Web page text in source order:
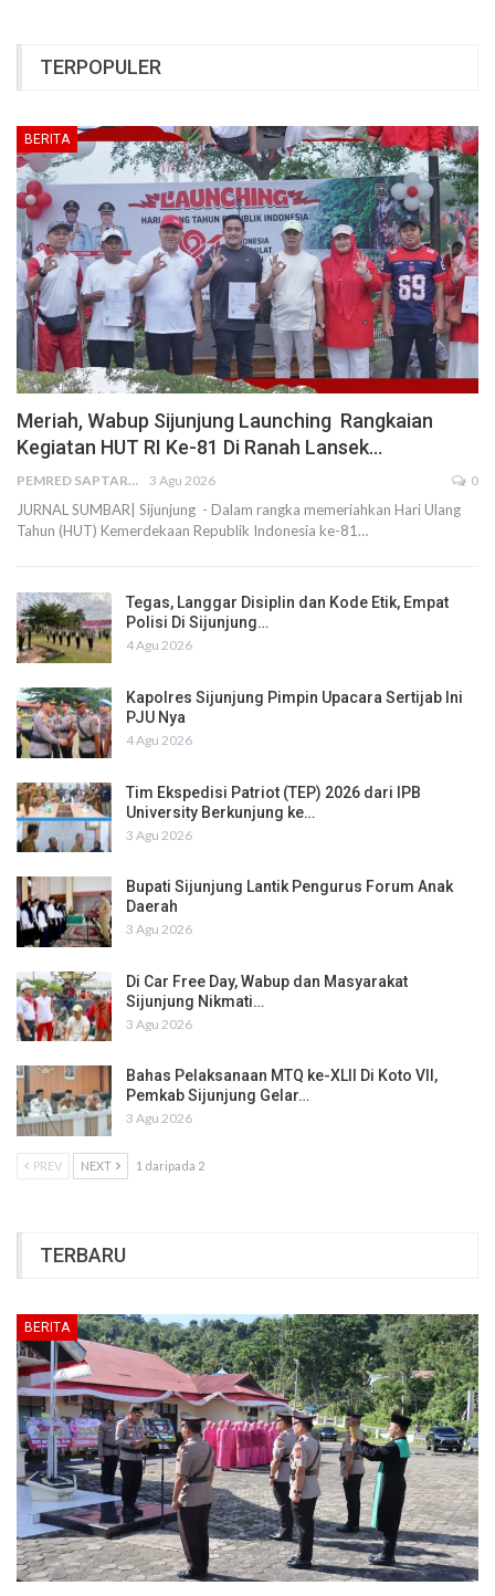
TERPOPULER
BERITA
Meriah, Wabup Sijunjung Launching Rangkaian
Kegiatan HUT RI Ke-81 Di Ranah Lansek…
PEMRED SAPTARIUS 3 Agu 2026 0
JURNAL SUMBAR| Sijunjung - Dalam rangka memeriahkan Hari Ulang
Tahun (HUT) Kemerdekaan Republik Indonesia ke-81…
Tegas, Langgar Disiplin dan Kode Etik, Empat
Polisi Di Sijunjung…
4 Agu 2026
Kapolres Sijunjung Pimpin Upacara Sertijab Ini
PJU Nya
4 Agu 2026
Tim Ekspedisi Patriot (TEP) 2026 dari IPB
University Berkunjung ke…
3 Agu 2026
Bupati Sijunjung Lantik Pengurus Forum Anak
Daerah
3 Agu 2026
Di Car Free Day, Wabup dan Masyarakat
Sijunjung Nikmati…
3 Agu 2026
Bahas Pelaksanaan MTQ ke-XLII Di Koto VII,
Pemkab Sijunjung Gelar…
3 Agu 2026
PREV NEXT 1 daripada 2
TERBARU
BERITA